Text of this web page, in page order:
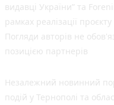
видавці України” та
рамках реалізації
Погляди авторів не
позицією партнерів
Незалежний новинний
подій у Тернополі та